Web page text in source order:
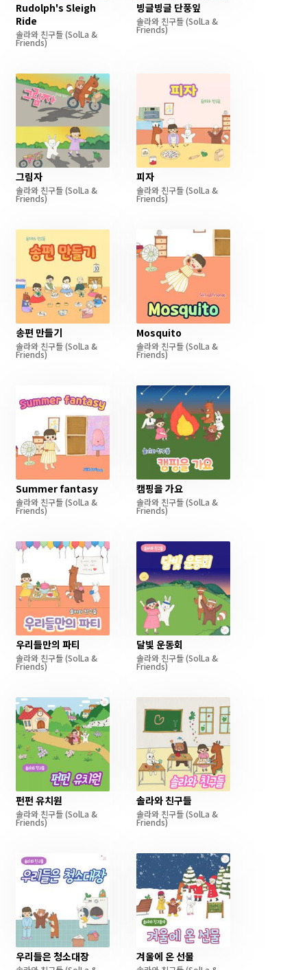
Rudolph's Sleigh
Ride
솔라와 친구들(SolLa &
Friends)
빙글빙글 단풍잎
솔라와 친구들(SolLa &
Friends)
그림자
솔라와 친구들(SolLa &
Friends)
피자
솔라와 친구들(SolLa &
Friends)
송편 만들기
솔라와 친구들(SolLa &
Friends)
Mosquito
솔라와 친구들(SolLa &
Friends)
Summer fantasy
솔라와 친구들(SolLa &
Friends)
캠핑을 가요
솔라와 친구들(SolLa &
Friends)
우리들만의 파티
솔라와 친구들(SolLa &
Friends)
달빛 운동회
솔라와 친구들(SolLa &
Friends)
펀펀 유치원
솔라와 친구들(SolLa &
Friends)
솔라와 친구들
솔라와 친구들(SolLa &
Friends)
우리들은 청소대장 겨울에 온 선물